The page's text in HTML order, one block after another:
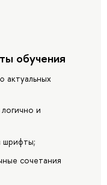
обучения
актуальных
и
шрифты;
сочетания